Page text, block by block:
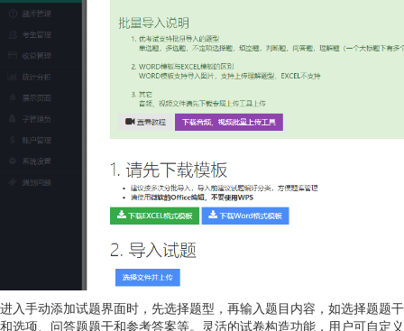
进入手动添加试题界面时，先选择题型，再输入题目内容，如选择题题干
和选项、问答题题干和参考答案等。灵活的试卷构造功能，用户可自定义